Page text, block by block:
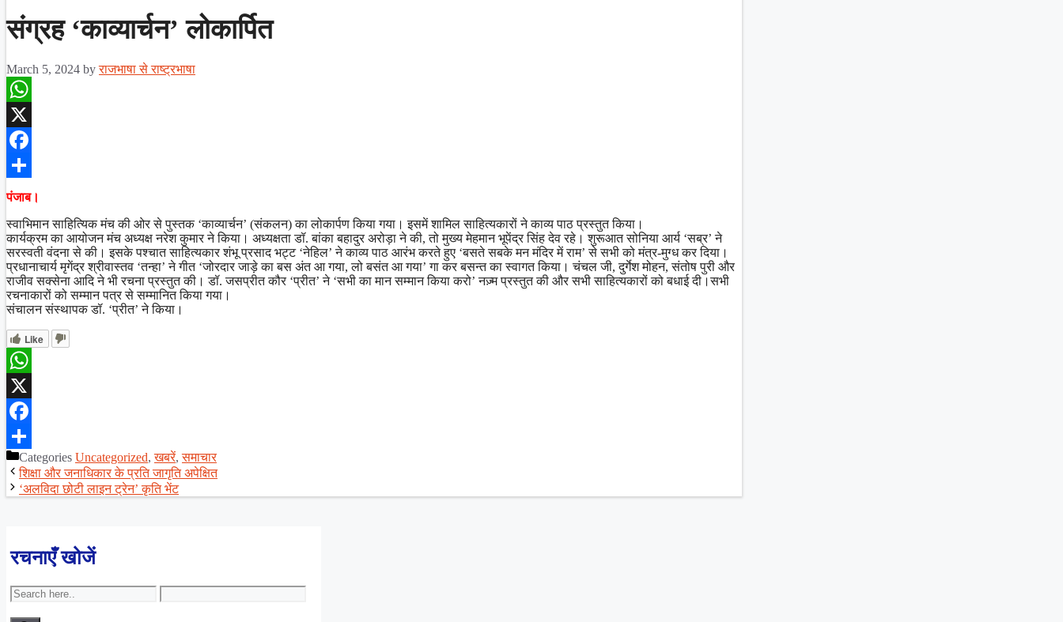
संग्रह ‘काव्यार्चन’ लोकार्पित
March 5, 2024 byराजभाषा से राष्ट्रभाषा
WhatsApp
X
Facebook
Share
पंजाब।
स्वाभिमान साहित्यिक मंच की ओर से पुस्तक ‘काव्यार्चन’ (संकलन) का लोकार्पण किया गया। इसमें शामिल साहित्यकारों ने काव्य पाठ प्रस्तुत किया।
कार्यक्रम का आयोजन मंच अध्यक्ष नरेश कुमार ने किया। अध्यक्षता डॉ. बांका बहादुर अरोड़ा ने की, तो मुख्य मेहमान भूपेंद्र सिंह देव रहे। शुरूआत सोनिया आर्य ‘सब्र’ ने
सरस्वती वंदना से की। इसके पश्चात साहित्यकार शंभू प्रसाद भट्ट ‘नेहिल’ ने काव्य पाठ आरंभ करते हुए ‘बसते सबके मन मंदिर में राम’ से सभी को मंत्र-मुग्ध कर दिया।
प्रधानाचार्य मृगेंद्र श्रीवास्तव ‘तन्हा’ ने गीत ‘जोरदार जाड़े का बस अंत आ गया, लो बसंत आ गया’ गा कर बसन्त का स्वागत किया। चंचल जी, दुर्गेश मोहन, संतोष पुरी और
राजीव सक्सेना आदि ने भी रचना प्रस्तुत की। डॉ. जसप्रीत कौर ‘प्रीत’ ने ‘सभी का मान सम्मान किया करो’ नज़्म प्रस्तुत की और सभी साहित्यकारों को बधाई दी।सभी
रचनाकारों को सम्मान पत्र से सम्मानित किया गया।
संचालन संस्थापक डॉ. ‘प्रीत’ ने किया।
Like
WhatsApp
X
Facebook
ShareCategories Uncategorized,खबरें,समाचार
शिक्षा और जनाधिकार के प्रति जागृति अपेक्षित
‘अलविदा छोटी लाइन ट्रेन’ कृति भेंट
रचनाएँ खोजें